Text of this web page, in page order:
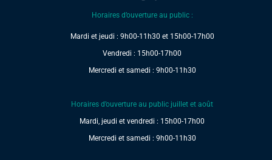
Horaires d’ouverture au public :
Mardi et jeudi : 9h00-11h30 et 15h00-17h00
Vendredi : 15h00-17h00
Mercredi et samedi : 9h00-11h30
Horaires d’ouverture au public juillet et août
Mardi, jeudi et vendredi : 15h00-17h00
Mercredi et samedi : 9h00-11h30